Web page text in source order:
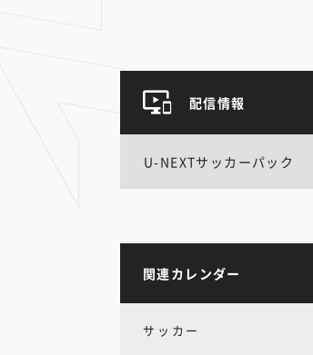
配信情報
U-NEXTサッカーパック
関連カレンダー
サッカー